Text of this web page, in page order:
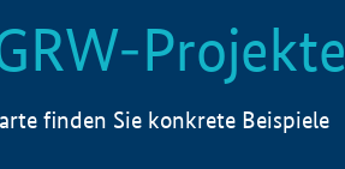
Projekte
finden Sie konkrete Beispiele